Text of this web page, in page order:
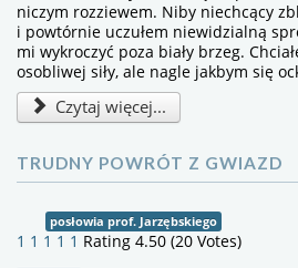
niczym rozziewem. Niby niechcący
i powtórnie uczułem niewidzialną
mi wykroczyć poza biały brzeg.
osobliwej siły, ale nagle jakbym się
Czytaj więcej...
TRUDNY POWRÓT Z GWIAZD
posłowia prof. Jarzębskiego
1 1 1 1 1 Rating 4.50 (20 Votes)